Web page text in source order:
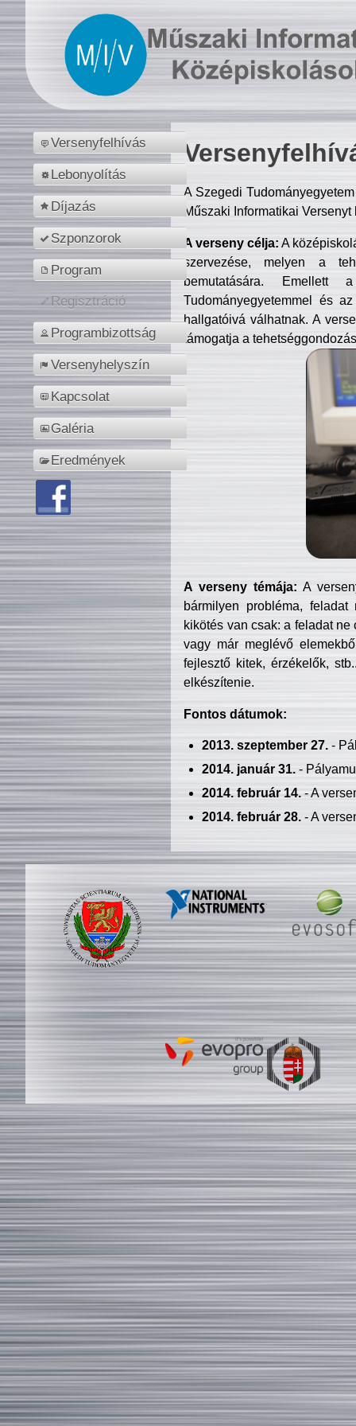
Versenyfelhívás
Lebonyolítás
Díjazás
Szponzorok
Program
Regisztráció
Programbizottság
Versenyhelyszín
Kapcsolat
Galéria
Eredmények
A Szegedi
Műszaki Informatikai
A verseny célja: A
szervezése, melyen a
bemutatására. Emellett
Tudományegyetemmel és
hallgatóivá válhatnak. A
támogatja a
A verseny témája: A
bármilyen probléma, feladat
kikötés van csak: a feladat
vagy már meglévő
fejlesztő kitek, érzékelők,
elkészítenie.
Fontos dátumok:
2013. szeptember 27.-
2014. január 31.-
2014. február 14.- A
2014. február 28.- A